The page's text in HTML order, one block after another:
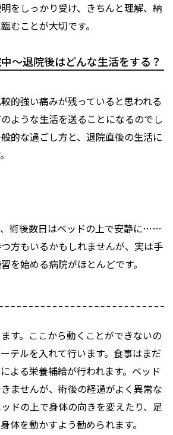
をしっかり受け、きちんと理解、納
むことが大切です。
〜退院後はどんな生活をする？
的強い痛みが残っていると思われる
ような生活を送ることになるのでし
的な過ごし方と、退院直後の生活に
術後数日はベッドの上で安静に……
方もいるかもしれませんが、実は手
を始める病院がほとんどです。
す。ここから動くことができないの
テルを入れて行います。食事はまだ
よる栄養補給が行われます。ベッド
ませんが、術後の経過がよく異常な
ドの上で身体の向きを変えたり、足
体を動かすよう勧められます。